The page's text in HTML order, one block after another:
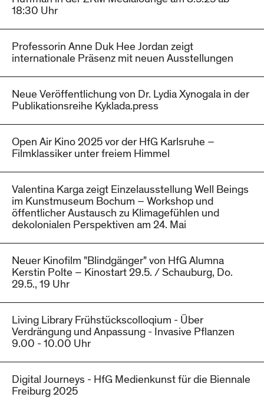
18:30 Uhr
Professorin Anne Duk Hee Jordan zeigt
internationale Präsenz mit neuen Ausstellungen
Neue Veröffentlichung von Dr. Lydia Xynogala in der
Publikationsreihe Kyklada.press
Open Air Kino 2025 vor der HfG Karlsruhe –
Filmklassiker unter freiem Himmel
Valentina Karga zeigt Einzelausstellung Well Beings
im Kunstmuseum Bochum – Workshop und
öffentlicher Austausch zu Klimagefühlen und
dekolonialen Perspektiven am 24. Mai
Neuer Kinofilm "Blindgänger" von HfG Alumna
Kerstin Polte – Kinostart 29.5. / Schauburg, Do.
29.5., 19 Uhr
Living Library Frühstückscolloqium - Über
Verdrängung und Anpassung - Invasive Pflanzen
9.00 - 10.00 Uhr
Digital Journeys - HfG Medienkunst für die Biennale
Freiburg 2025